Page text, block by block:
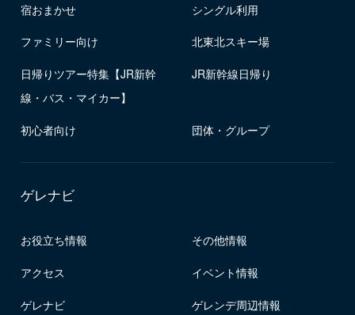
宿おまかせ シングル利用
ファミリー向け 北東北スキー場
日帰りツアー特集【JR新幹
線・バス・マイカー】
JR新幹線日帰り
初心者向け 団体・グループ
ゲレナビ
お役立ち情報 その他情報
アクセス イベント情報
ゲレナビ ゲレンデ周辺情報